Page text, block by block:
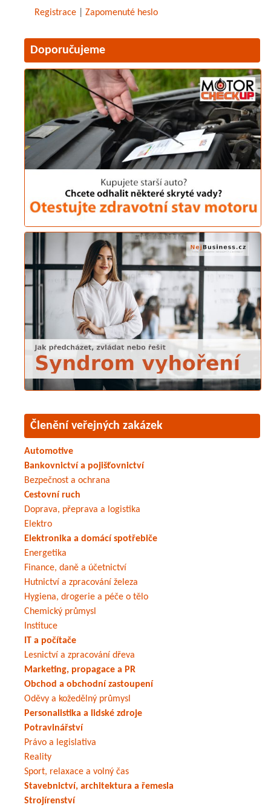
Registrace Zapomenuté heslo
Doporučujeme
Členění veřejných zakázek
Automotive
Bankovnictví a pojišťovnictví
Bezpečnost a ochrana
Cestovní ruch
Doprava, přeprava a logistika
Elektro
Elektronika a domácí spotřebiče
Energetika
Finance, daně a účetnictví
Hutnictví a zpracování železa
Hygiena, drogerie a péče o tělo
Chemický průmysl
Instituce
IT a počítače
Lesnictví a zpracování dřeva
Marketing, propagace a PR
Obchod a obchodní zastoupení
Oděvy a kožedělný průmysl
Personalistika a lidské zdroje
Potravinářství
Právo a legislativa
Reality
Sport, relaxace a volný čas
Stavebnictví, architektura a řemesla
Strojírenství